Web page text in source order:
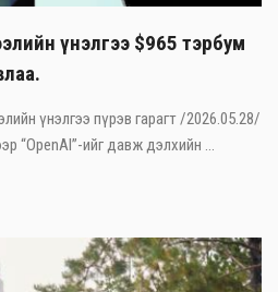
үнэлгээ $965 тэрбум
үнэлгээ пүрэв гарагт /2026.05.28/
“OpenAI”-ийг давж дэлхийн ...